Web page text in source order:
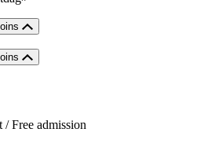
Free admission